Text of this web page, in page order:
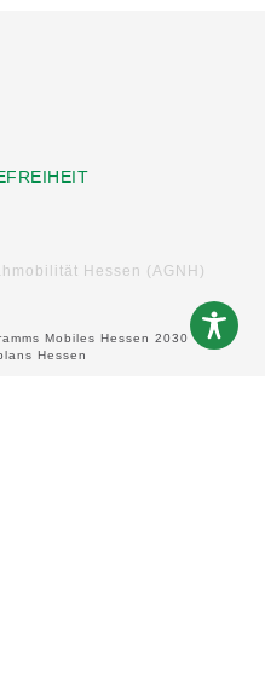
Hessen (AGNH)
Mobiles Hessen 2030
Hessen